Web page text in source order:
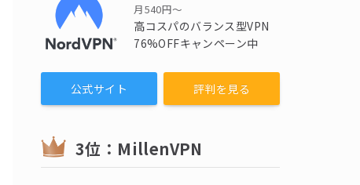
月540円〜
高コスパのバランス型VPN
76%OFFキャンペーン中
公式サイト 評判を見る
3位：MillenVPN